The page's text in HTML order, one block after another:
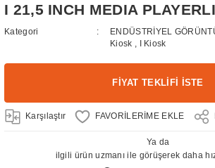
I 21,5 INCH MEDIA
Kategori ENDÜSTRİYEL
Kiosk
I Kiosk
FİYAT TEKLİFİ İSTE
Karşılaştır
Ya da
ilgili ürün uzmanı ile görüşerek daha